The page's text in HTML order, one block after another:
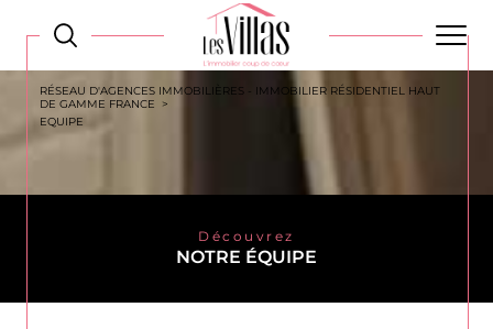
RÉSEAU D'AGENCES IMMOBILIÈRES - IMMOBILIER RÉSIDENTIEL HAUT
DE GAMME FRANCE
EQUIPE
Découvrez
NOTRE ÉQUIPE